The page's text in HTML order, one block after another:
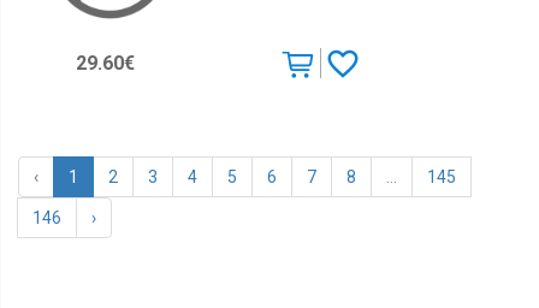
29.60€
‹ 1 2 3 4 5 6 7 8 145
146 ›